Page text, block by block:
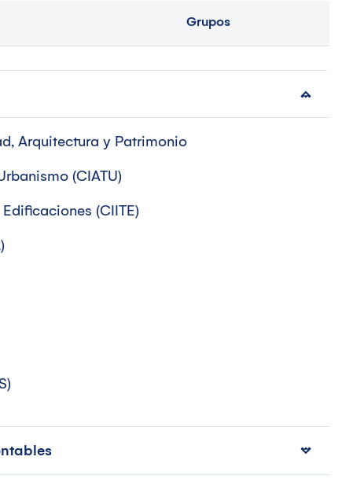
Grupos
Arquitectura y Patrimonio
(CIATU)
(CIITE)